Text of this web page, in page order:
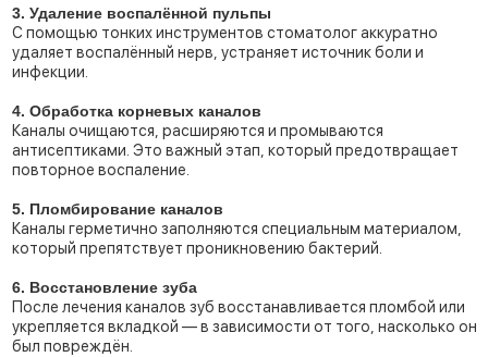
3. Удаление воспалённой пульпы
С помощью тонких инструментов стоматолог аккуратно
удаляет воспалённый нерв, устраняет источник боли и
инфекции.
4. Обработка корневых каналов
Каналы очищаются, расширяются и промываются
антисептиками. Это важный этап, который предотвращает
повторное воспаление.
5. Пломбирование каналов
Каналы герметично заполняются специальным материалом,
который препятствует проникновению бактерий.
6. Восстановление зуба
После лечения каналов зуб восстанавливается пломбой или
укрепляется вкладкой — в зависимости от того, насколько он
был повреждён.